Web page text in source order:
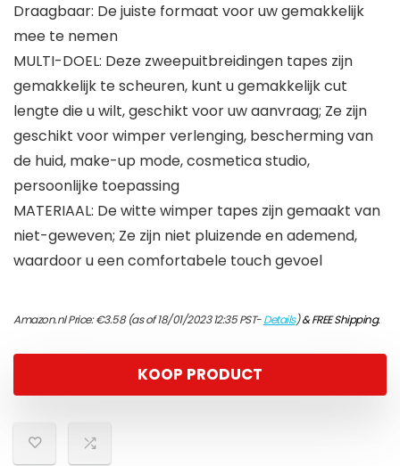
Draagbaar: De juiste formaat voor uw gemakkelijk
mee te nemen
MULTI-DOEL: Deze zweepuitbreidingen tapes zijn
gemakkelijk te scheuren, kunt u gemakkelijk cut
lengte die u wilt, geschikt voor uw aanvraag; Ze zijn
geschikt voor wimper verlenging, bescherming van
de huid, make-up mode, cosmetica studio,
persoonlijke toepassing
MATERIAAL: De witte wimper tapes zijn gemaakt van
niet-geweven; Ze zijn niet pluizende en ademend,
waardoor u een comfortabele touch gevoel
Amazon.nl Price:€3.58(as of 18/01/2023 12:35 PST-Details)&FREE Shipping.
KOOP PRODUCT